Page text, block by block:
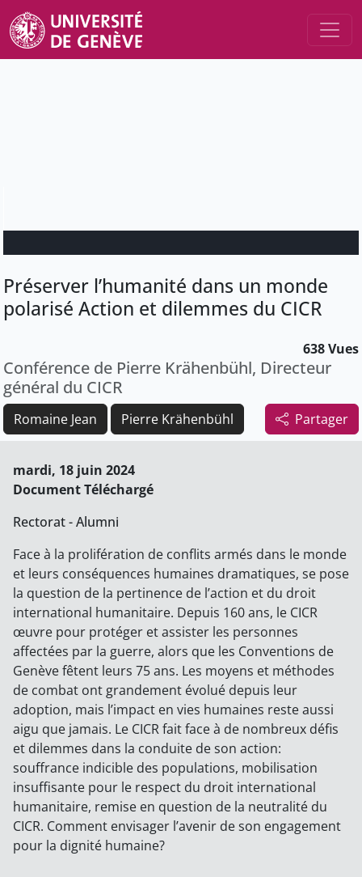
Préserver l’humanité dans un monde
polarisé Action et dilemmes du CICR
638 Vues
Conférence de Pierre Krähenbühl, Directeur
général du CICR
Partager
Romaine Jean Pierre Krähenbühl
mardi, 18 juin 2024
Document Téléchargé
Rectorat - Alumni
Face à la prolifération de conflits armés dans le monde
et leurs conséquences humaines dramatiques, se pose
la question de la pertinence de l’action et du droit
international humanitaire. Depuis 160 ans, le CICR
œuvre pour protéger et assister les personnes
affectées par la guerre, alors que les Conventions de
Genève fêtent leurs 75 ans. Les moyens et méthodes
de combat ont grandement évolué depuis leur
adoption, mais l’impact en vies humaines reste aussi
aigu que jamais. Le CICR fait face à de nombreux défis
et dilemmes dans la conduite de son action:
souffrance indicible des populations, mobilisation
insuffisante pour le respect du droit international
humanitaire, remise en question de la neutralité du
CICR. Comment envisager l’avenir de son engagement
pour la dignité humaine?